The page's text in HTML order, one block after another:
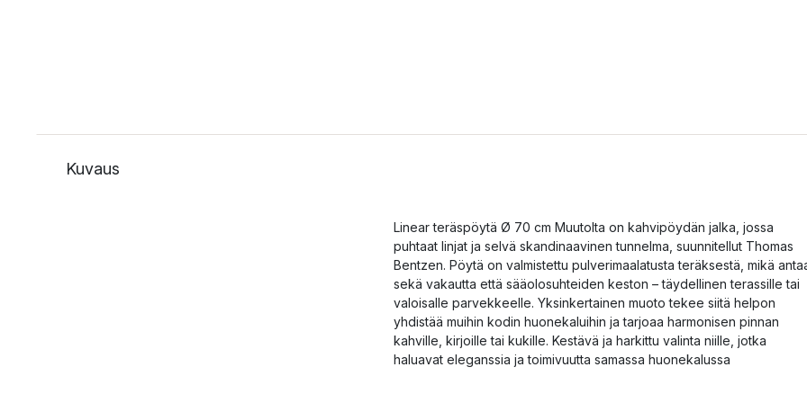
Kuvaus
Linear teräspöytä Ø 70 cm Muutolta on kahvipöydän jalka, jossa
puhtaat linjat ja selvä skandinaavinen tunnelma, suunnitellut Thomas
Bentzen. Pöytä on valmistettu pulverimaalatusta teräksestä, mikä
sekä vakautta että sääolosuhteiden keston – täydellinen terassille tai
valoisalle parvekkeelle. Yksinkertainen muoto tekee siitä helpon
yhdistää muihin kodin huonekaluihin ja tarjoaa harmonisen pinnan
kahville, kirjoille tai kukille. Kestävä ja harkittu valinta niille, jotka
haluavat eleganssia ja toimivuutta samassa huonekalussa